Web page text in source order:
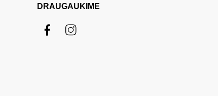
DRAUGAUKIME